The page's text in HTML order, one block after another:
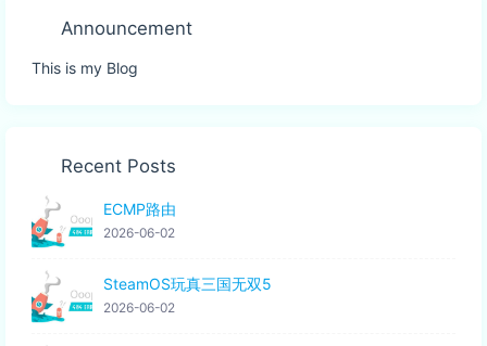
Announcement
This is my Blog
Recent Posts
ECMP路由
2026-06-02
SteamOS玩真三国无双5
2026-06-02